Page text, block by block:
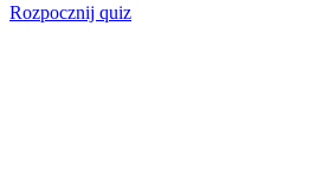
Rozpocznij quiz